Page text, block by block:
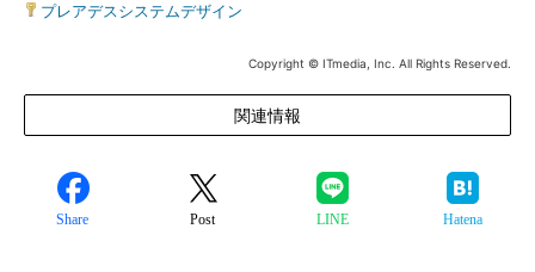
プレアデスシステムデザイン
Copyright © ITmedia, Inc. All Rights Reserved.
関連情報
Share Post LINE Hatena